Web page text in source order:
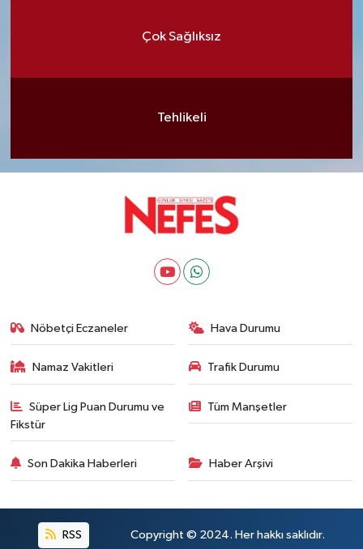
Çok Sağlıksız
Tehlikeli
Nöbetçi Eczaneler Hava Durumu
Namaz Vakitleri Trafik Durumu
Süper Lig Puan Durumu ve
Fikstür
Tüm Manşetler
Son Dakika Haberleri Haber Arşivi
RSS Copyright © 2024. Her hakkı saklıdır.